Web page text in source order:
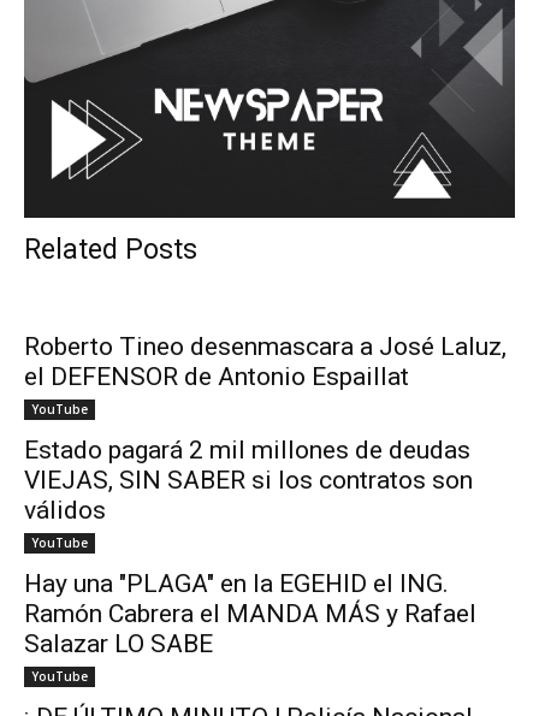
Related Posts
Roberto Tineo desenmascara a José Laluz,
el DEFENSOR de Antonio Espaillat
YouTube
Estado pagará 2 mil millones de deudas
VIEJAS, SIN SABER si los contratos son
válidos
YouTube
Hay una "PLAGA" en la EGEHID el ING.
Ramón Cabrera el MANDA MÁS y Rafael
Salazar LO SABE
YouTube